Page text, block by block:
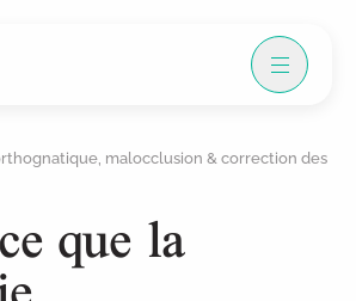
malocclusion & correction des
que la